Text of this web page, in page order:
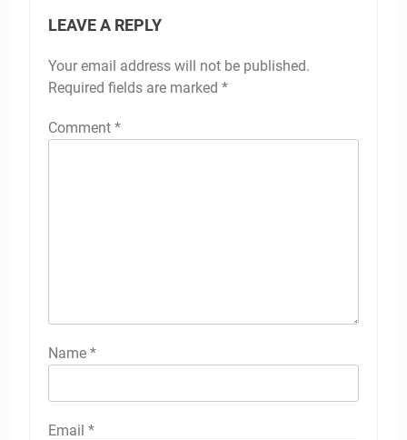
LEAVE A REPLY
Your email address will not be published.
Required fields are marked *
Comment *
Name *
Email *